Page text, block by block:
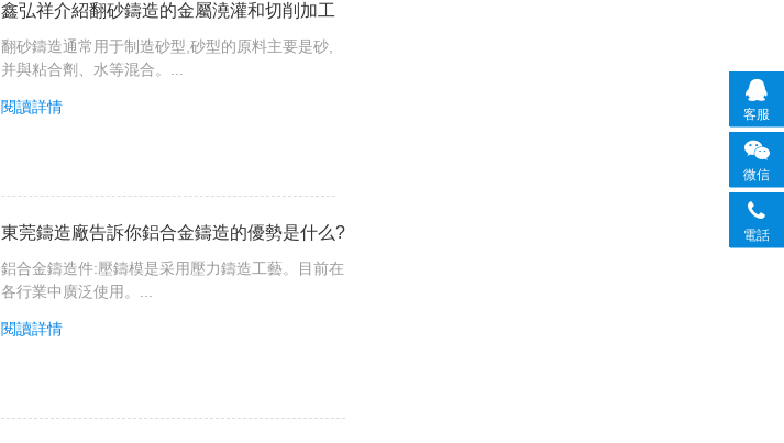
鑫弘祥介紹翻砂鑄造的金屬澆灌和切削加工
翻砂鑄造通常用于制造砂型,砂型的原料主要是砂,
并與粘合劑、水等混合。...
閱讀詳情
東莞鑄造廠告訴你鋁合金鑄造的優勢是什么?
鋁合金鑄造件:壓鑄模是采用壓力鑄造工藝。目前在
各行業中廣泛使用。...
閱讀詳情
客服
微信
電話